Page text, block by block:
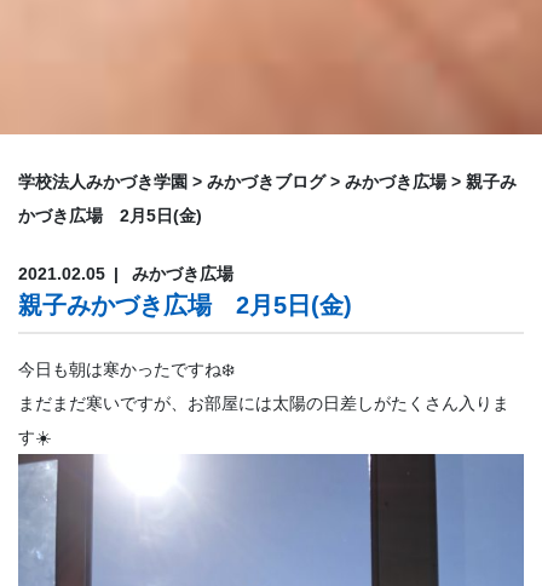
学校法人みかづき学園 > みかづきブログ> みかづき広場> 親子み
かづき広場 2月5日(金)
2021.02.05 みかづき広場
親子みかづき広場 2月5日(金)
今日も朝は寒かったですね❄️
まだまだ寒いですが、お部屋には太陽の日差しがたくさん入りま
す☀️